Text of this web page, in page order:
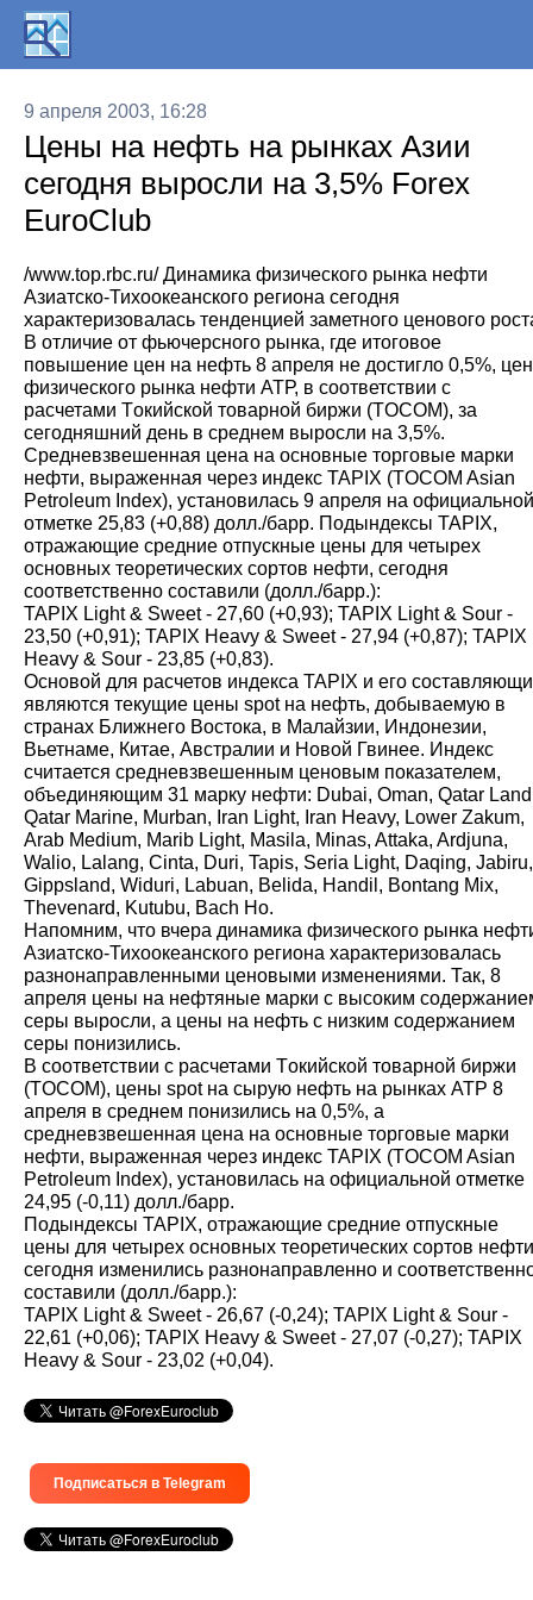
9 апреля 2003, 16:28
Цены на нефть на рынках Азии
сегодня выросли на 3,5% Forex
EuroClub
/www.top.rbc.ru/ Динамика физического рынка нефти
Азиатско-Тихоокеанского региона сегодня
характеризовалась тенденцией заметного ценового
В отличие от фьючерсного рынка, где итоговое
повышение цен на нефть 8 апреля не достигло 0,5%,
физического рынка нефти АТР, в соответствии с
расчетами Tокийской товарной биржи (ТOCOM), за
сегодняшний день в среднем выросли на 3,5%.
Средневзвешенная цена на основные торговые марки
нефти, выраженная через индекс TAPIX (TOCOM Asian
Petroleum Index), установилась 9 апреля на официальной
отметке 25,83 (+0,88) долл./барр. Подындексы TAPIX,
отражающие средние отпускные цены для четырех
основных теоретических сортов нефти, сегодня
соответственно составили (долл./барр.):
TAPIX Light & Sweet - 27,60 (+0,93); TAPIX Light & Sour -
23,50 (+0,91); TAPIX Heavy & Sweet - 27,94 (+0,87); TAPIX
Heavy & Sour - 23,85 (+0,83).
Основой для расчетов индекса TAPIX и его
являются текущие цены spot на нефть, добываемую в
странах Ближнего Востока, в Малайзии, Индонезии,
Вьетнаме, Китае, Австралии и Новой Гвинее. Индекс
считается средневзвешенным ценовым показателем,
объединяющим 31 марку нефти: Dubai, Oman, Qatar
Qatar Marine, Murban, Iran Light, Iran Heavy, Lower Zakum,
Arab Medium, Marib Light, Masila, Minas, Attaka, Ardjuna,
Walio, Lalang, Cinta, Duri, Tapis, Seria Light, Daqing, Jabiru,
Gippsland, Widuri, Labuan, Belida, Handil, Bontang Mix,
Thevenard, Kutubu, Bach Ho.
Напомним, что вчера динамика физического рынка
Азиатско-Тихоокеанского региона характеризовалась
разнонаправленными ценовыми изменениями. Так, 8
апреля цены на нефтяные марки с высоким
серы выросли, а цены на нефть с низким содержанием
серы понизились.
В соответствии с расчетами Tокийской товарной биржи
(ТOCOM), цены spot на сырую нефть на рынках АТР 8
апреля в среднем понизились на 0,5%, а
средневзвешенная цена на основные торговые марки
нефти, выраженная через индекс TAPIX (TOCOM Asian
Petroleum Index), установилась на официальной отметке
24,95 (-0,11) долл./барр.
Подындексы TAPIX, отражающие средние отпускные
цены для четырех основных теоретических сортов
сегодня изменились разнонаправленно и
составили (долл./барр.):
TAPIX Light & Sweet - 26,67 (-0,24); TAPIX Light & Sour -
22,61 (+0,06); TAPIX Heavy & Sweet - 27,07 (-0,27); TAPIX
Heavy & Sour - 23,02 (+0,04).
Подписаться в Telegram